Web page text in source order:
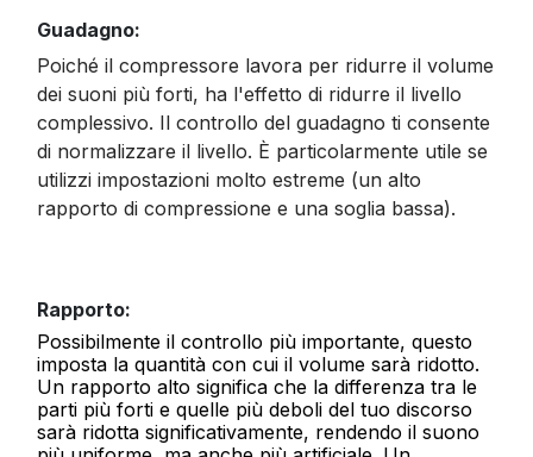
Guadagno:
Poiché il compressore lavora per ridurre il volume
dei suoni più forti, ha l'effetto di ridurre il livello
complessivo. Il controllo del guadagno ti consente
di normalizzare il livello. È particolarmente utile se
utilizzi impostazioni molto estreme (un alto
rapporto di compressione e una soglia bassa).
Rapporto:
Possibilmente il controllo più importante, questo
imposta la quantità con cui il volume sarà ridotto.
Un rapporto alto significa che la differenza tra le
parti più forti e quelle più deboli del tuo discorso
sarà ridotta significativamente, rendendo il suono